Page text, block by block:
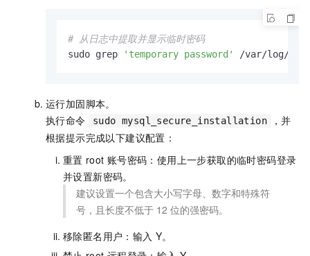
# 从日志中提取并显示临时密码
sudo grep
'temporary password' /var/log/
运行加固脚本。
执行命令
sudo mysql_secure_installation
，并
根据提示完成以下建议配置：
重置 root 账号密码：使用上一步获取的临时密码登录
并设置新密码。
建议设置一个包含大小写字母、数字和特殊符
号，且长度不低于 12 位的强密码。
移除匿名用户：输入 Y。